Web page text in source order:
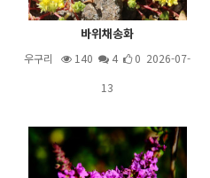
바위채송화
우구리 140 4
0 2026-07-
13